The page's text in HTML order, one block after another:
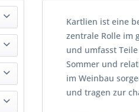
Kartlien ist eine
zentrale Rolle im
und umfasst
Sommer und
im Weinbau
und tragen zur